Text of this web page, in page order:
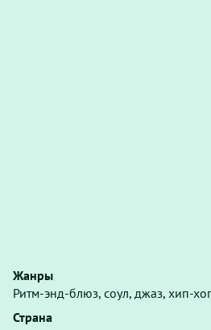
Жанры
Ритм-энд-блюз, соул, джаз, хип-
Страна